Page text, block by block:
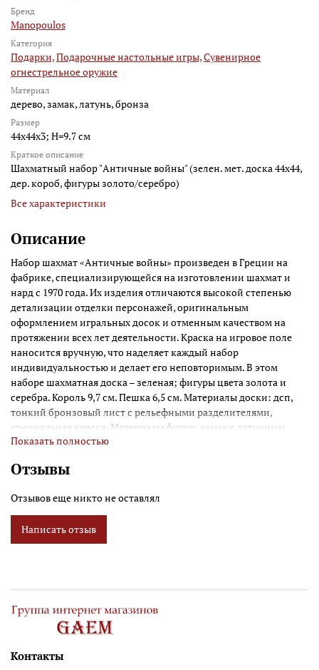
Бренд
Manopoulos
Категория
Подарки,Подарочные настольные игры,Сувенирное
огнестрельное оружие
Материал
дерево, замак, латунь, бронза
Размер
44x44x3; H=9.7 см
Краткое описание
Шахматный набор "Античные войны" (зелен. мет. доска 44х44,
дер. короб, фигуры золото/серебро)
Все характеристики
Описание
Набор шахмат «Античные войны» произведен в Греции на
фабрике, специализирующейся на изготовлении шахмат и
нард с 1970 года. Их изделия отличаются высокой степенью
детализации отделки персонажей, оригинальным
оформлением игральных досок и отменным качеством на
протяжении всех лет деятельности. Краска на игровое поле
наносится вручную, что наделяет каждый набор
индивидуальностью и делает его неповторимым. В этом
наборе шахматная доска – зеленая; фигуры цвета золота и
серебра. Король 9,7 см. Пешка 6,5 см. Материалы доски: дсп,
тонкий бронзовый лист с рельефными разделителями,
специальная краска. Материалы фигур: замак с латунным
покрытием, ручная полировка. Подарочные короба
Показать полностью
Отзывы
Отзывов еще никто не оставлял
Написать отзыв
Контакты